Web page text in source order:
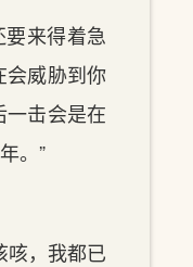
来得着急
会威胁到你
击会是在
。”
咳，我‌都已